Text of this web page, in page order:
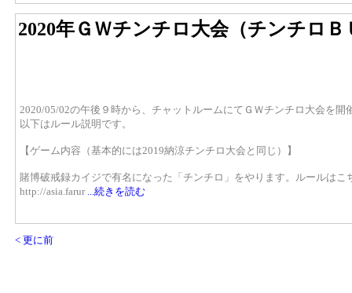
2020年ＧＷチンチロ大会（チンチロＢ
2020/05/02の午後９時から、チャットルームにてＧＷチンチロ大会を開
以下はルール説明です。
【ゲーム内容（基本的には2019納涼チンチロ大会と同じ）】
賭博破戒録カイジで有名になった「チンチロ」をやります。ルールはこ
http://asia.farur ...続きを読む
< 更に前